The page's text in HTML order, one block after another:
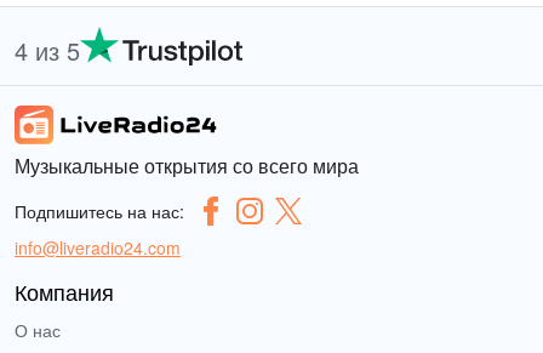
4 из 5
Музыкальные открытия со всего мира
Подпишитесь на нас:
info@liveradio24.com
Компания
О нас